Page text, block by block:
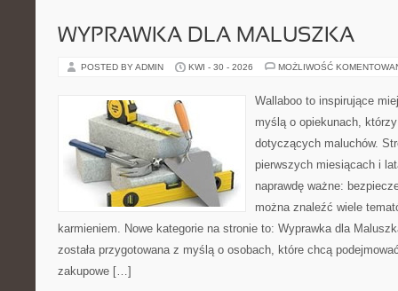
WYPRAWKA DLA MALUSZKA
POSTED BY ADMIN KWI - 30 - 2026 MOŻLIWOŚĆ
Wallaboo to inspirujące
myślą o opiekunach,
dotyczących maluchów.
pierwszych miesiącach i
naprawdę ważne:
można znaleźć wiele
karmieniem. Nowe kategorie na stronie to: Wyprawka dla
została przygotowana z myślą o osobach, które chcą
zakupowe […]